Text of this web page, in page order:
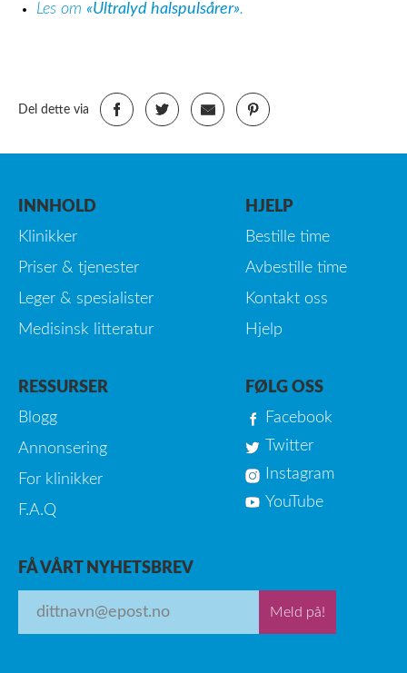
Les om «Ultralyd halspulsårer».
Del dette via
INNHOLD
Klinikker
Priser & tjenester
Leger & spesialister
Medisinsk litteratur
HJELP
Bestille time
Avbestille time
Kontakt oss
Hjelp
RESSURSER
Blogg
Annonsering
For klinikker
F.A.Q
FØLG OSS
Facebook
Twitter
Instagram
YouTube
FÅ VÅRT NYHETSBREV
Meld på!